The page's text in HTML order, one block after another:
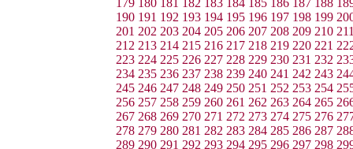
179 180 181 182 183 184 185 186 187 188
190 191 192 193 194 195 196 197 198 199
201 202 203 204 205 206 207 208 209 210
212 213 214 215 216 217 218 219 220 221
223 224 225 226 227 228 229 230 231 232
234 235 236 237 238 239 240 241 242 243
245 246 247 248 249 250 251 252 253 254
256 257 258 259 260 261 262 263 264 265
267 268 269 270 271 272 273 274 275 276
278 279 280 281 282 283 284 285 286 287
289 290 291 292 293 294 295 296 297 298